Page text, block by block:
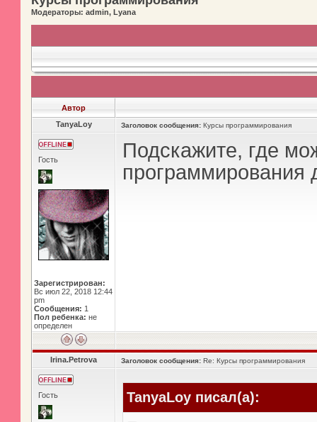
Модераторы: admin, Lyana
Автор
TanyaLoy
Заголовок сообщения: Курсы программирования
Гость
Зарегистрирован:
Вс июл 22, 2018 12:44
pm
Сообщения: 1
Пол ребенка: не
определен
Подскажите, где
программирования
Irina.Petrova Заголовок сообщения: Re: Курсы программирования
Гость TanyaLoy писал(а):